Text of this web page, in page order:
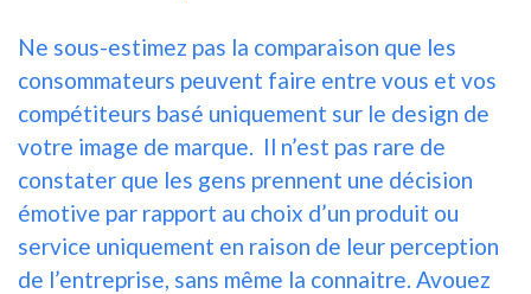
Ne sous-estimez pas la comparaison que les
consommateurs peuvent faire entre vous et vos
compétiteurs basé uniquement sur le design de
votre image de marque. Il n’est pas rare de
constater que les gens prennent une décision
émotive par rapport au choix d’un produit ou
service uniquement en raison de leur perception
de l’entreprise, sans même la connaitre. Avouez